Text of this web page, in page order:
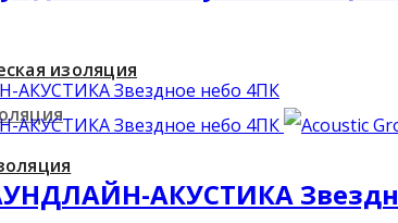
изоляция
АКУСТИКА